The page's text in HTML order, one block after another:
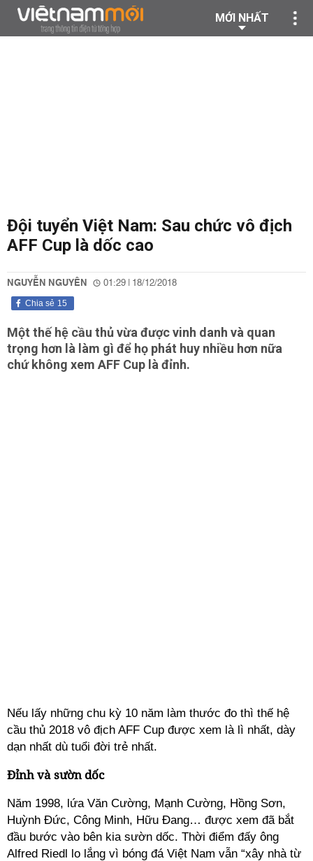
MỚI NHẤT
Đội tuyển Việt Nam: Sau chức vô địch
AFF Cup là dốc cao
NGUYỄN NGUYÊN 01:29 | 18/12/2018
15
Chia sẻ
Một thế hệ cầu thủ vừa được vinh danh và quan
trọng hơn là làm gì để họ phát huy nhiều hơn nữa
chứ không xem AFF Cup là đỉnh.
Nếu lấy những chu kỳ 10 năm làm thước đo thì thế hệ
cầu thủ 2018 vô địch AFF Cup được xem là lì nhất, dày
dạn nhất dù tuổi đời trẻ nhất.
Đỉnh và sườn dốc
Năm 1998, lứa Văn Cường, Mạnh Cường, Hồng Sơn,
Huỳnh Đức, Công Minh, Hữu Đang… được xem đã bắt
đầu bước vào bên kia sườn dốc. Thời điểm đấy ông
Alfred Riedl lo lắng vì bóng đá Việt Nam vẫn “xây nhà từ